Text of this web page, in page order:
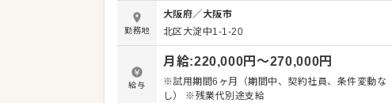
お客様のご案内、オーダー、料理やドリンクの提
供、テーブルセッティング、会計など、レストラン
でのサービス業務全般をお任せします。 お客様一人
ひとりに合わせたきめ細やかなサービスで、特別な
ダイニング体験を演出することがミッションです。
ホテル内の中国料理「故宮」がミシュランガイド京
都・大阪2010より9年連続でミシュラン1つ星を獲
勤務地
大阪府／ 大阪市
北区大淀中1-1-20
給与
月給:220,000円〜270,000円
※試用期間6ヶ月（期間中、契約社員、条件変動な
し） ※残業代別途支給